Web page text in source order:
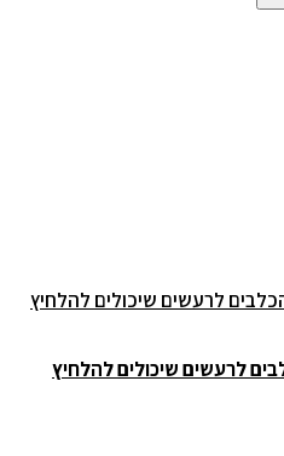
לרעשים שיכולים להלחיץ